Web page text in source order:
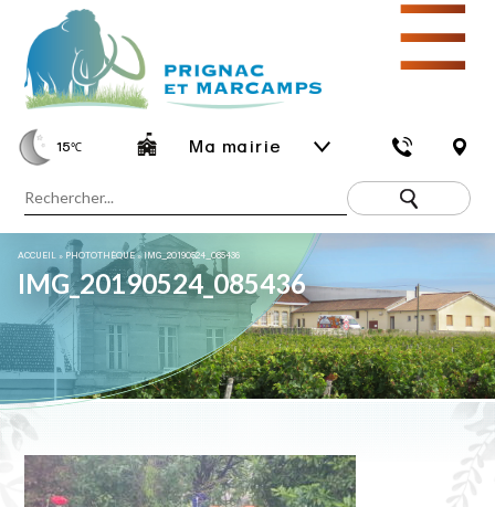
15℃ Ma mairie
☰
ACCUEIL » PHOTOTHÈQUE»IMG_20190524_085436
IMG_20190524_085436